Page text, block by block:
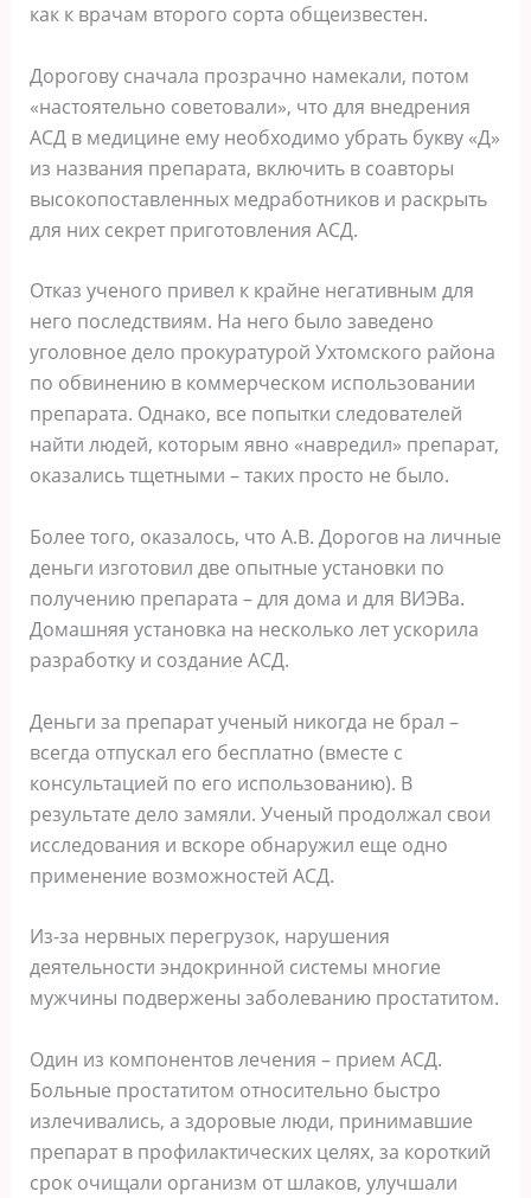
как к врачам второго сорта общеизвестен.
Дорогову сначала прозрачно намекали, потом
«настоятельно советовали», что для внедрения
АСД в медицине ему необходимо убрать букву «Д»
из названия препарата, включить в соавторы
высокопоставленных медработников и раскрыть
для них секрет приготовления АСД.
Отказ ученого привел к крайне негативным для
него последствиям. На него было заведено
уголовное дело прокуратурой Ухтомского района
по обвинению в коммерческом использовании
препарата. Однако, все попытки следователей
найти людей, которым явно «навредил» препарат,
оказались тщетными – таких просто не было.
Более того, оказалось, что А.В. Дорогов на личные
деньги изготовил две опытные установки по
получению препарата – для дома и для ВИЭВа.
Домашняя установка на несколько лет ускорила
разработку и создание АСД.
Деньги за препарат ученый никогда не брал –
всегда отпускал его бесплатно (вместе с
консультацией по его использованию). В
результате дело замяли. Ученый продолжал свои
исследования и вскоре обнаружил еще одно
применение возможностей АСД.
Из-за нервных перегрузок, нарушения
деятельности эндокринной системы многие
мужчины подвержены заболеванию простатитом.
Один из компонентов лечения – прием АСД.
Больные простатитом относительно быстро
излечивались, а здоровые люди, принимавшие
препарат в профилактических целях, за короткий
срок очищали организм от шлаков, улучшали